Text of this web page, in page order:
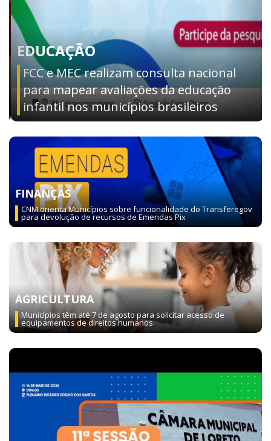
EDUCAÇÃO
FCC e MEC realizam consulta nacional
para mapear avaliações da educação
infantil nos municípios brasileiros
FINANÇAS
CNM orienta Municípios sobre funcionalidade do Transferegov
para devolução de recursos de Emendas Pix
AGRICULTURA
Municípios têm até 7 de agosto para solicitar acesso de
equipamentos de direitos humanos